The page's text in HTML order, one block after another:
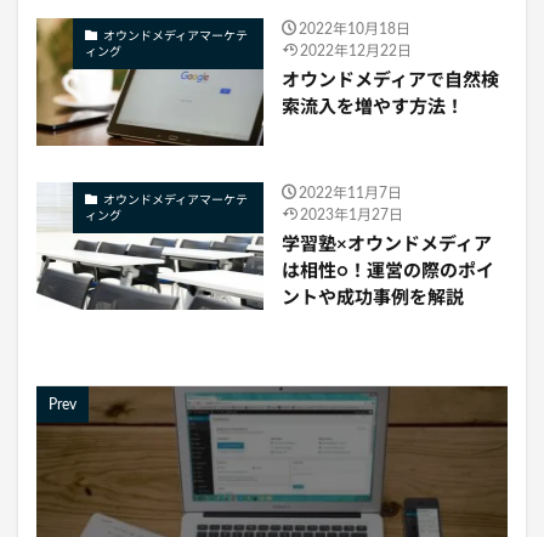
オウンドメディアマーケテ
ィング
2022年10月18日
2022年12月22日
オウンドメディアで自然検
索流入を増やす方法！
オウンドメディアマーケテ
ィング
2022年11月7日
2023年1月27日
学習塾×オウンドメディア
は相性○！運営の際のポイ
ントや成功事例を解説
Prev